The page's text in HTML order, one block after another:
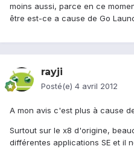
moins aussi, parce en ce
être est-ce a cause de Go
rayji
Posté(e) 4 avril 2012
A mon avis c'est plus à cause
Surtout sur le x8 d'origine,
différentes applications SE et il